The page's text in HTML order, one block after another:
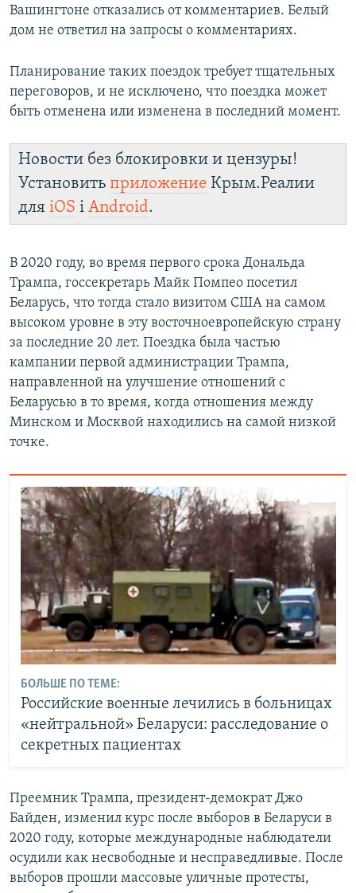
Вашингтоне отказались от комментариев. Белый
дом не ответил на запросы о комментариях.
Планирование таких поездок требует тщательных
переговоров, и не исключено, что поездка может
быть отменена или изменена в последний момент.
Новости без блокировки и цензуры!
Установить приложение Крым.Реалии
для iOS і Android.
В 2020 году, во время первого срока Дональда
Трампа, госсекретарь Майк Помпео посетил
Беларусь, что тогда стало визитом США на самом
высоком уровне в эту восточноевропейскую страну
за последние 20 лет. Поездка была частью
кампании первой администрации Трампа,
направленной на улучшение отношений с
Беларусью в то время, когда отношения между
Минском и Москвой находились на самой низкой
точке.
БОЛЬШЕ ПО ТЕМЕ:
Российские военные лечились в больницах
«нейтральной» Беларуси: расследование о
секретных пациентах
Преемник Трампа, президент-демократ Джо
Байден, изменил курс после выборов в Беларуси в
2020 году, которые международные наблюдатели
осудили как несвободные и несправедливые. После
выборов прошли массовые уличные протесты,